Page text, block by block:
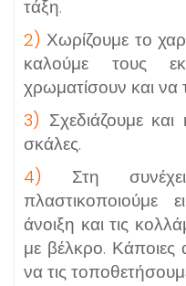
τάξη.
2) Χωρίζουμε το
καλούμε τους
χρωματίσουν και να
3) Σχεδιάζουμε
σκάλες.
4) Στη
πλαστικοποιούμε
άνοιξη και τις
με βέλκρο. Κάποιες
να τις